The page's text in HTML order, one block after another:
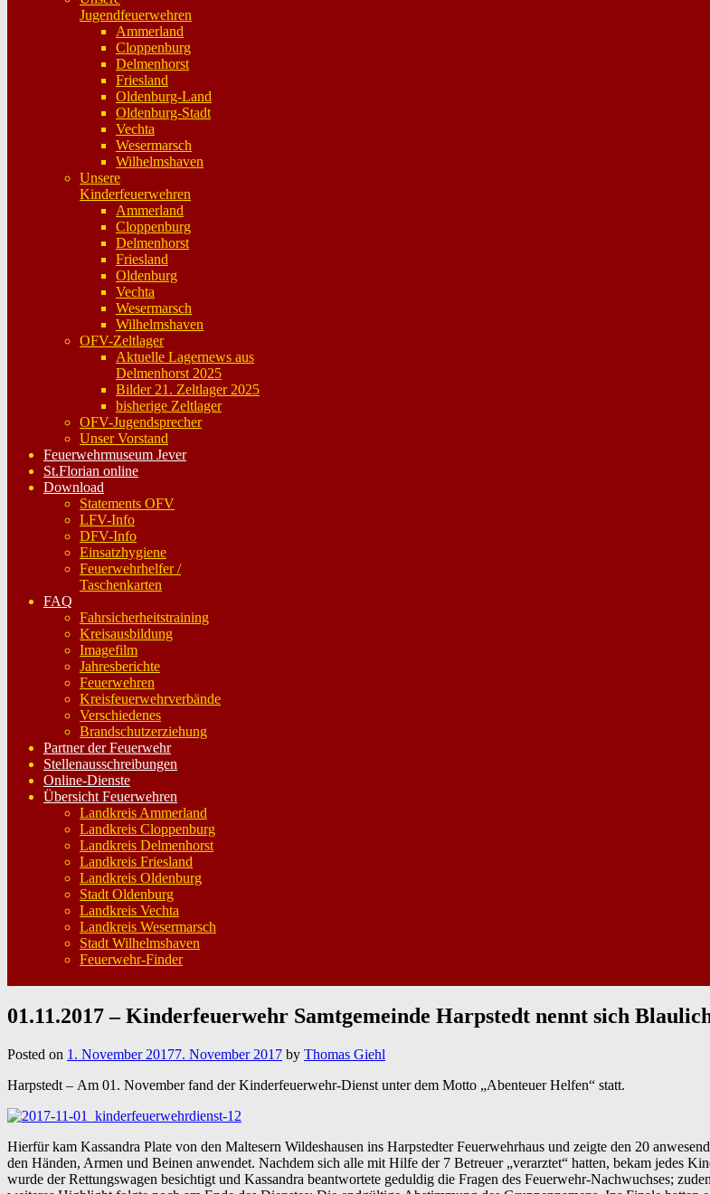
Jugendfeuerwehren
Ammerland
Cloppenburg
Delmenhorst
Friesland
Oldenburg-Land
Oldenburg-Stadt
Vechta
Wesermarsch
Wilhelmshaven
Unsere
Kinderfeuerwehren
Ammerland
Cloppenburg
Delmenhorst
Friesland
Oldenburg
Vechta
Wesermarsch
Wilhelmshaven
OFV-Zeltlager
Aktuelle Lagernews aus
Delmenhorst 2025
Bilder 21. Zeltlager 2025
bisherige Zeltlager
OFV-Jugendsprecher
Unser Vorstand
Feuerwehrmuseum Jever
St.Florian online
Download
Statements OFV
LFV-Info
DFV-Info
Einsatzhygiene
Feuerwehrhelfer /
Taschenkarten
FAQ
Fahrsicherheitstraining
Kreisausbildung
Imagefilm
Jahresberichte
Feuerwehren
Kreisfeuerwehrverbände
Verschiedenes
Brandschutzerziehung
Partner der Feuerwehr
Stellenausschreibungen
Online-Dienste
Übersicht Feuerwehren
Landkreis Ammerland
Landkreis Cloppenburg
Landkreis Delmenhorst
Landkreis Friesland
Landkreis Oldenburg
Stadt Oldenburg
Landkreis Vechta
Landkreis Wesermarsch
Stadt Wilhelmshaven
Feuerwehr-Finder
01.11.2017 – Kinderfeuerwehr Samtgemeinde Harpstedt nennt sich
Posted on 1. November 20177. November 2017 by Thomas Giehl
Harpstedt – Am 01. November fand der Kinderfeuerwehr-Dienst unter dem Motto „Abenteuer Helfen“ statt.
Hierfür kam Kassandra Plate von den Maltesern Wildeshausen ins Harpstedter Feuerwehrhaus und zeigte den 20
den Händen, Armen und Beinen anwendet. Nachdem sich alle mit Hilfe der 7 Betreuer „verarztet“ hatten, bekam jedes
wurde der Rettungswagen besichtigt und Kassandra beantwortete geduldig die Fragen des Feuerwehr-Nachwuchses;